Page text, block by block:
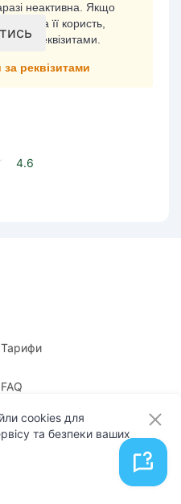
неактивна. Якщо
на її користь,
за реквізитами.
реквізитами
4.6
Тарифи
FAQ
Для бізнесу
cookies для
та безпеки ваших